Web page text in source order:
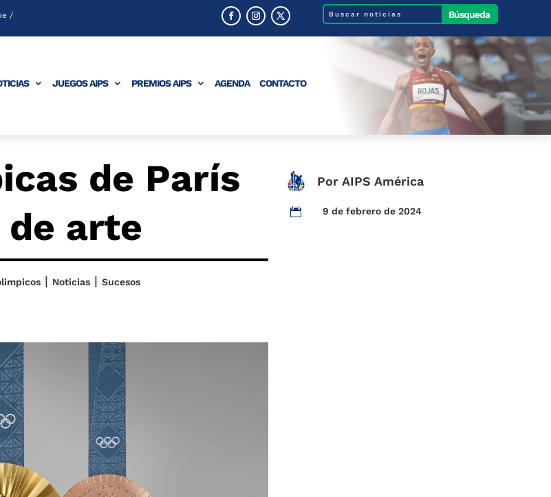
/
JUEGOS AIPS PREMIOS AIPS AGENDA CONTACTO
de París
de arte
| Noticias| Sucesos
Por AIPS América
 9 de febrero de 2024